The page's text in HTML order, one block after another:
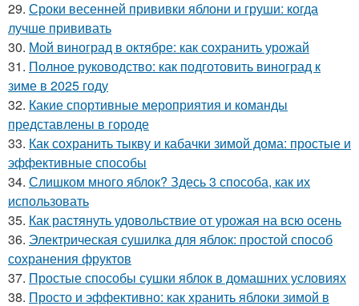
29. Сроки весенней прививки яблони и груши: когда
лучше прививать
30. Мой виноград в октябре: как сохранить урожай
31. Полное руководство: как подготовить виноград к
зиме в 2025 году
32. Какие спортивные мероприятия и команды
представлены в городе
33. Как сохранить тыкву и кабачки зимой дома: простые и
эффективные способы
34. Слишком много яблок? Здесь 3 способа, как их
использовать
35. Как растянуть удовольствие от урожая на всю осень
36. Электрическая сушилка для яблок: простой способ
сохранения фруктов
37. Простые способы сушки яблок в домашних условиях
38. Просто и эффективно: как хранить яблоки зимой в